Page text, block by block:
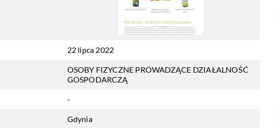
22 lipca 2022
OSOBY FIZYCZNE PROWADZĄCE DZIAŁALNOŚĆ
GOSPODARCZĄ
-
Gdynia